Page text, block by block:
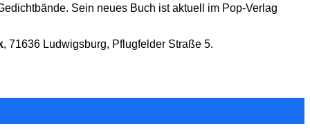
Sein neues Buch ist aktuell im Pop-Verlag
, 71636 Ludwigsburg, Pflugfelder Straße 5.